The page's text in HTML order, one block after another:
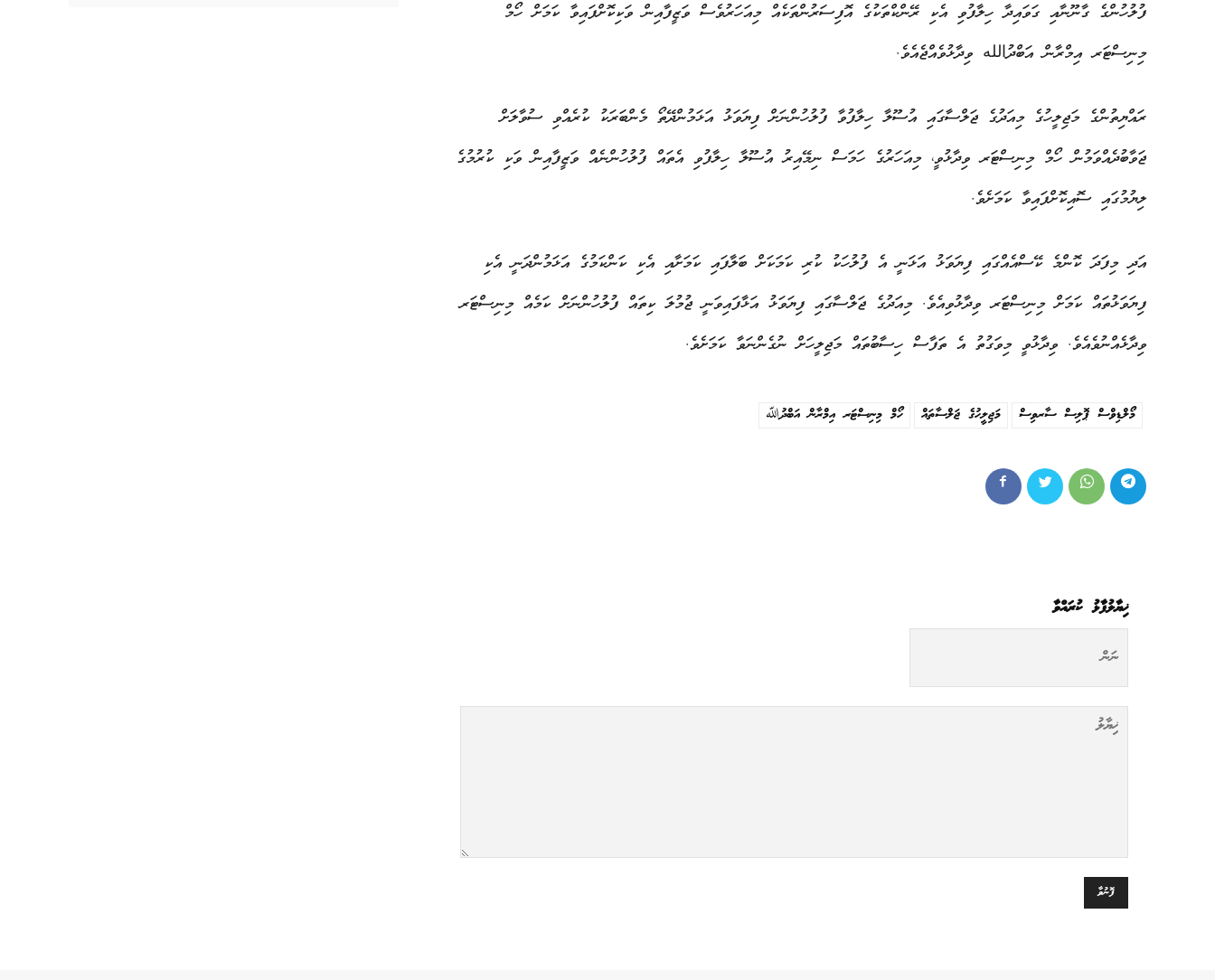
ފުލުހުންގެ ގާނޫނާއި ގަވައިދާ ހިލާފުވި އެކި ރޭންކްތަކުގެ އޮފިސަރުންތަކެއް މިއަހަރުވެސް ވަޒީފާއިން ވަކިކޮށްފައިވާ ކަމަށް ހޯމް
މިނިސްޓަރ އިމްރާން އަބްދުالله ވިދާޅުވެއްޖެއެވެ.
ރައްޔިތުންގެ މަޖިލީހުގެ މިއަދުގެ ޖަލްސާގައި އުސޫލާ ހިލާފުވާ ފުލުހުންނަށް ފިޔަވަޅު އަޅަމުންދޭތޯ މެންބަރަކު ކުރެއްވި ސުވާލަށް
ޖަވާބުދެއްވަމުން ހޯމް މިނިސްޓަރ ވިދާޅުވީ، މިއަހަރުގެ ހަމަސް ނިމޭއިރު އުސޫލާ ހިލާފުވި އެތައް ފުލުހުންނެއް ވަޒީފާއިން ވަކި ކުރުމުގެ
ލިޔުމުގައި ސޮއިކޮށްފައިވާ ކަމަށެވެ.
އަދި މިފަދަ ކޮންމެ ކޭސްއެއްގައި ފިޔަވަޅު އަޅަނީ އެ ފުލުހަކު ކުރި ކަމަކަށް ބަލާފައި ކަމަށާއި އެކި ކަންކަމުގެ އަޅަމުންދަނީ އެކި
ފިޔަވަޅުތައް ކަމަށް މިނިސްޓަރ ވިދާޅުވިއެވެ. މިއަދުގެ ޖަލްސާގައި ފިޔަވަޅު އަޅާފައިވަނީ ޖުމުލަ ކިތައް ފުލުހުންނަށް ކަމެއް މިނިސްޓަރ
ވިދާޅެއްނުވެއެވެ. ވިދާޅުވީ މިވަގުތު އެ ތަފާސް ހިސާބުތައް މަޖިލީހަށް ނުގެންނަވާ ކަމަށެވެ.
ހޯމް މިނިސްޓަރ އިމްރާން އަބްދުﷲ މަޖިލީހުގެ ޖަލްސާތައް މޯލްޑިވްސް ޕޮލިސް ސާރވިސް
ޚިޔާލުފާޅު ކުރައްވާ